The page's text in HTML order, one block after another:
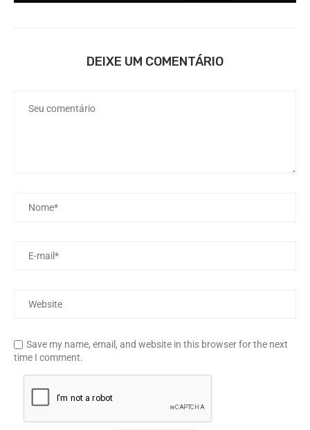
DEIXE UM COMENTÁRIO
Save my name, email, and website in this browser for the next
time I comment.